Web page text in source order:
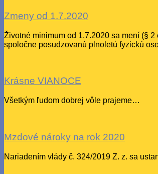
Zmeny od 1.7.2020
Životné minimum od 1.7.2020 sa mení (§
spoločne posudzovanú plnoletú fyzickú
Krásne VIANOCE
Všetkým ľudom dobrej vôle prajeme…
Mzdové nároky na rok 2020
Nariadením vlády č. 324/2019 Z. z. sa